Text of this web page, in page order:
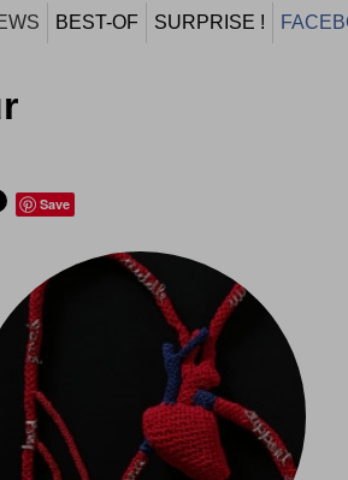
BEST-OF SURPRISE !
Save